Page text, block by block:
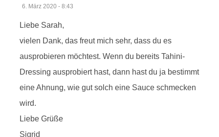
6. März 2020 - 8:43
Liebe Sarah,
vielen Dank, das freut mich sehr, dass du es
ausprobieren möchtest. Wenn du bereits Tahini-
Dressing ausprobiert hast, dann hast du ja bestimmt
eine Ahnung, wie gut solch eine Sauce schmecken
wird.
Liebe Grüße
Sigrid